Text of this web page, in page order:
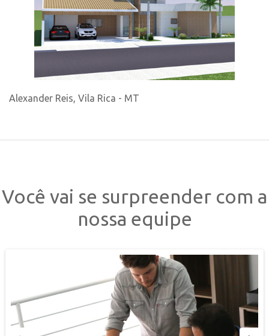
Alexander Reis, Vila Rica - MT
Você vai se surpreender com a
nossa equipe